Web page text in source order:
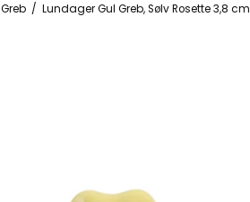
Greb / Lundager Gul Greb, Sølv Rosette 3,8 cm